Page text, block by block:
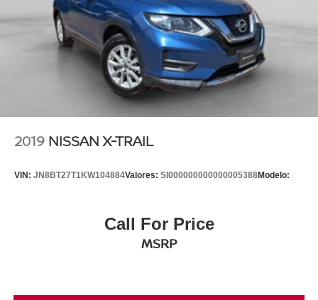
2019 NISSAN X-TRAIL
VIN: JN8BT27T1KW104884Valores: SI000000000000005388Modelo:
Call For Price
MSRP